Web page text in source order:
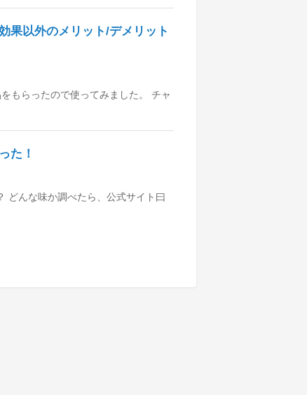
果以外のメリット/デメリット
もらったので使ってみました。 チャ
た！
どんな味か調べたら、公式サイト曰